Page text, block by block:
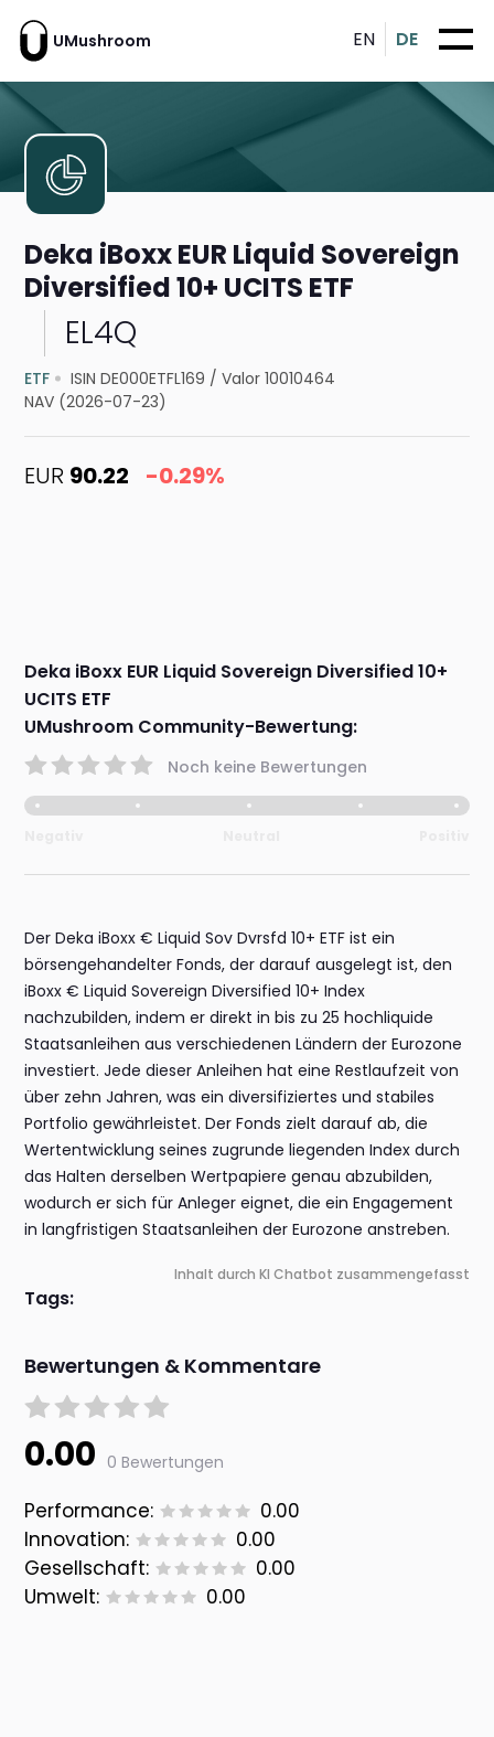
UMushroom EN DE
Deka iBoxx EUR Liquid Sovereign
Diversified 10+ UCITS ETF
EL4Q
ETF ISIN DE000ETFL169 /Valor 10010464
NAV (2026-07-23)
EUR 90.22 -0.29%
Deka iBoxx EUR Liquid Sovereign Diversified 10+
UCITS ETF
UMushroom Community-Bewertung:
Noch keine Bewertungen
Der Deka iBoxx € Liquid Sov Dvrsfd 10+ ETF ist ein
börsengehandelter Fonds, der darauf ausgelegt ist, den
iBoxx € Liquid Sovereign Diversified 10+ Index
nachzubilden, indem er direkt in bis zu 25 hochliquide
Staatsanleihen aus verschiedenen Ländern der Eurozone
investiert. Jede dieser Anleihen hat eine Restlaufzeit von
über zehn Jahren, was ein diversifiziertes und stabiles
Portfolio gewährleistet. Der Fonds zielt darauf ab, die
Wertentwicklung seines zugrunde liegenden Index durch
das Halten derselben Wertpapiere genau abzubilden,
wodurch er sich für Anleger eignet, die ein Engagement
in langfristigen Staatsanleihen der Eurozone anstreben.
Inhalt durch KI Chatbot zusammengefasst
Tags:
Bewertungen & Kommentare
0.00 0 Bewertungen
Performance:
0.00
Innovation:
0.00
Gesellschaft:
0.00
Umwelt:
0.00